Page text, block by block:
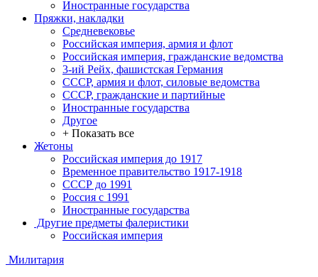
Иностранные государства
Пряжки, накладки
Средневековье
Российская империя, армия и флот
Российская империя, гражданские ведомства
3-ий Рейх, фашистская Германия
СССР, армия и флот, силовые ведомства
СССР, гражданские и партийные
Иностранные государства
Другое
+ Показать все
Жетоны
Российская империя до 1917
Временное правительство 1917-1918
СССР до 1991
Россия с 1991
Иностранные государства
Другие предметы фалеристики
Российская империя
Милитария